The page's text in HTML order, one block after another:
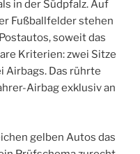
in der Südpfalz. Auf
Fußballfelder stehen
soweit das
Kriterien: zwei Sitze
Airbags. Das rührte
Airbag exklusiv an
gelben Autos das